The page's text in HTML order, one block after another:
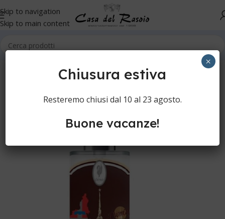
Skip to navigation
Skip to main content
Crema idratante
Chiusura estiva
Resteremo chiusi dal 10 al 23 agosto.
Buone vacanze!
×